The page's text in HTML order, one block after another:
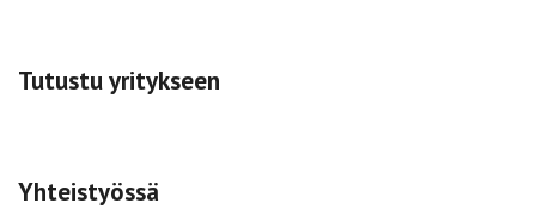
Tutustu yritykseen
Yhteistyössä